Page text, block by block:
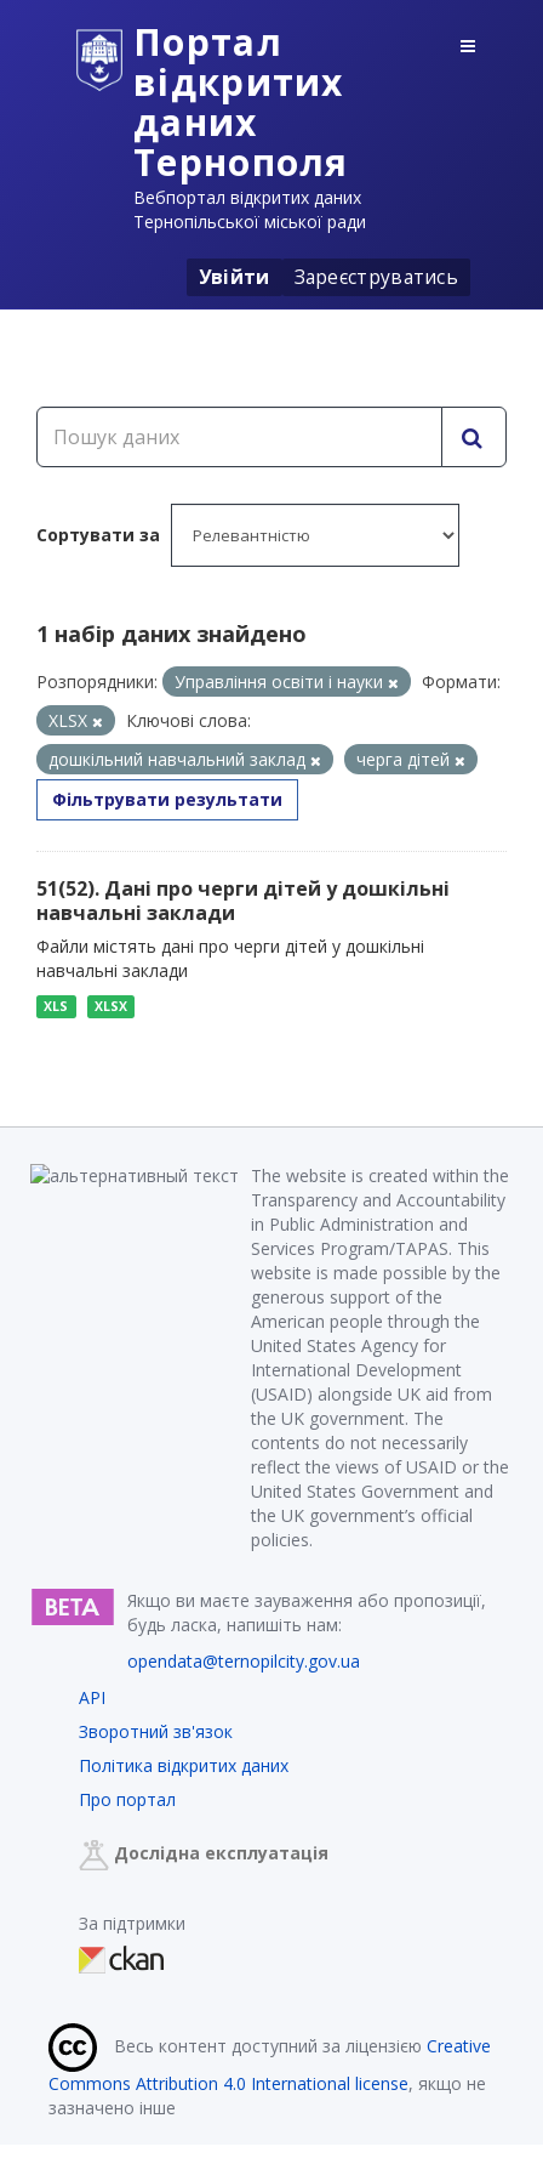
Портал
відкритих
даних
Тернополя
Вебпортал відкритих даних
Тернопільської міської ради
Увійти Зареєструватись
Сортувати за
1 набір даних знайдено
Розпорядники: Управління освіти і науки
Формати:
XLSX
Ключові слова:
дошкільний навчальний заклад
черга дітей
Фільтрувати результати
51(52). Дані про черги дітей у дошкільні
навчальні заклади
Файли містять дані про черги дітей у дошкільні
навчальні заклади
XLS XLSX
The website is created within the
Transparency and Accountability
in Public Administration and
Services Program/TAPAS. This
website is made possible by the
generous support of the
American people through the
United States Agency for
International Development
(USAID) alongside UK aid from
the UK government. The
contents do not necessarily
reflect the views of USAID or the
United States Government and
the UK government’s official
policies.
Якщо ви маєте зауваження або пропозиції,
будь ласка, напишіть нам:
opendata@ternopilcity.gov.ua
API
Зворотний зв'язок
Політика відкритих даних
Про портал
Дослідна експлуатація
За підтримки
Весь контент доступний за ліцензією Creative
Commons Attribution 4.0 International license, якщо не
зазначено інше